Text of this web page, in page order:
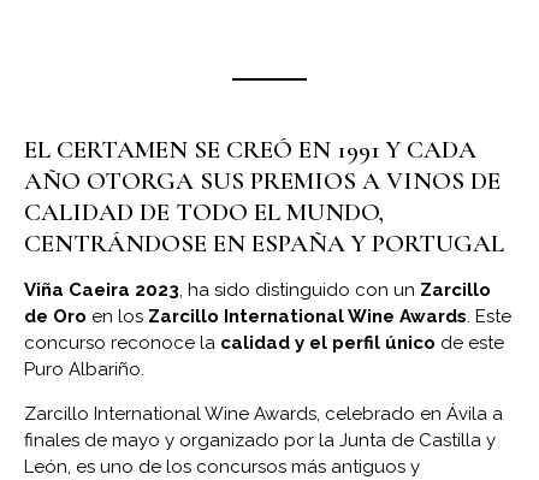
EL CERTAMEN SE CREÓ EN 1991 Y CADA
AÑO OTORGA SUS PREMIOS A VINOS DE
CALIDAD DE TODO EL MUNDO,
CENTRÁNDOSE EN ESPAÑA Y PORTUGAL
Viña Caeira 2023 , ha sido distinguido con un Zarcillo
de Oro en los Zarcillo International Wine Awards . Este
concurso reconoce la calidad y el perfil único de este
Puro Albariño.
Zarcillo International Wine Awards, celebrado en Ávila a
finales de mayo y organizado por la Junta de Castilla y
León, es uno de los concursos más antiguos y